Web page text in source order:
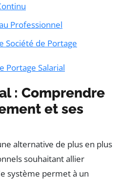
Professionnel
Société de Portage
Portage Salarial
: Comprendre
et ses
alternative de plus en plus
souhaitant allier
système permet à un